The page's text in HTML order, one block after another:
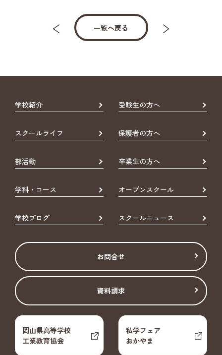
一覧へ戻る
学校紹介 受験生の方へ
スクールライフ 保護者の方へ
部活動 卒業生の方へ
学科・コース オープンスクール
学校ブログ スクールニュース
お問合せ
資料請求
岡山県高等学校
工業教育協会
私学フェア
おかやま